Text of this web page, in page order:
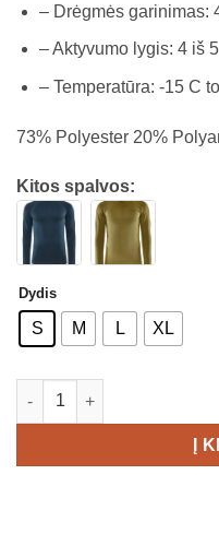
– Drėgmės garinimas:
– Aktyvumo lygis: 4 iš 5
– Temperatūra: -15 C
73% Polyester 20%
Kitos spalvos:
Dydis
S M L XL
produkto kiekis: Craft ADV
Į